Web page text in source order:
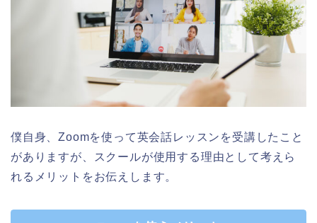
僕自身、Zoomを使って英会話レッスンを受講したこと
がありますが、スクールが使用する理由として考えら
れるメリットをお伝えします。